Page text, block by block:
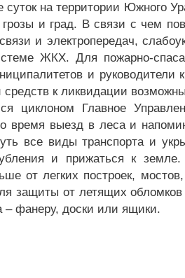
суток на территории Южного
и град. В связи с чем
и электропередач,
ЖКХ. Для пожарно-
и руководители
средств к ликвидации
циклоном Главное
время выезд в леса и
все виды транспорта и
и прижаться к
от легких построек,
защиты от летящих
– фанеру, доски или ящики.